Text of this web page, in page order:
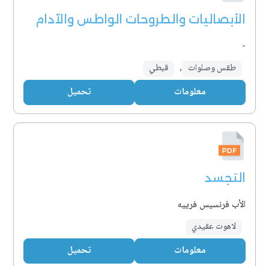
الأبصاليات والطروحات الواطس والآدام
-
طقس وصلوات , قبطي
معلومات تحميل
التجسد
الأب فرنسيس فرييه
لاهوت عقيدي
معلومات تحميل